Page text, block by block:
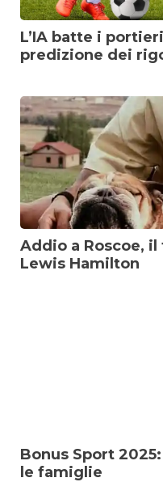
L’IA batte i
predizione dei
Addio a Roscoe,
Lewis Hamilton
Bonus Sport
le famiglie